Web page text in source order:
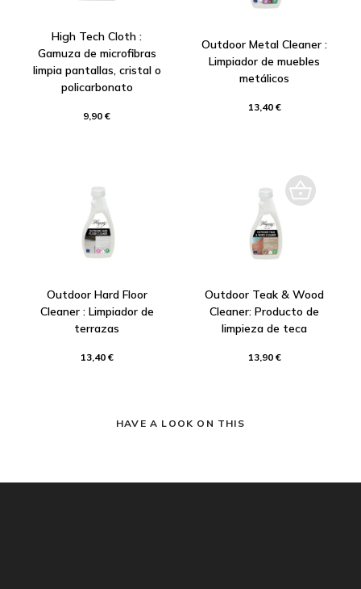
High Tech Cloth :
Gamuza de microfibras
limpia pantallas, cristal o
policarbonato
9,90 €
Outdoor Metal Cleaner :
Limpiador de muebles
metálicos
13,40 €
Outdoor Hard Floor
Cleaner : Limpiador de
terrazas
13,40 €
Outdoor Teak & Wood
Cleaner: Producto de
limpieza de teca
13,90 €
HAVE A LOOK ON THIS